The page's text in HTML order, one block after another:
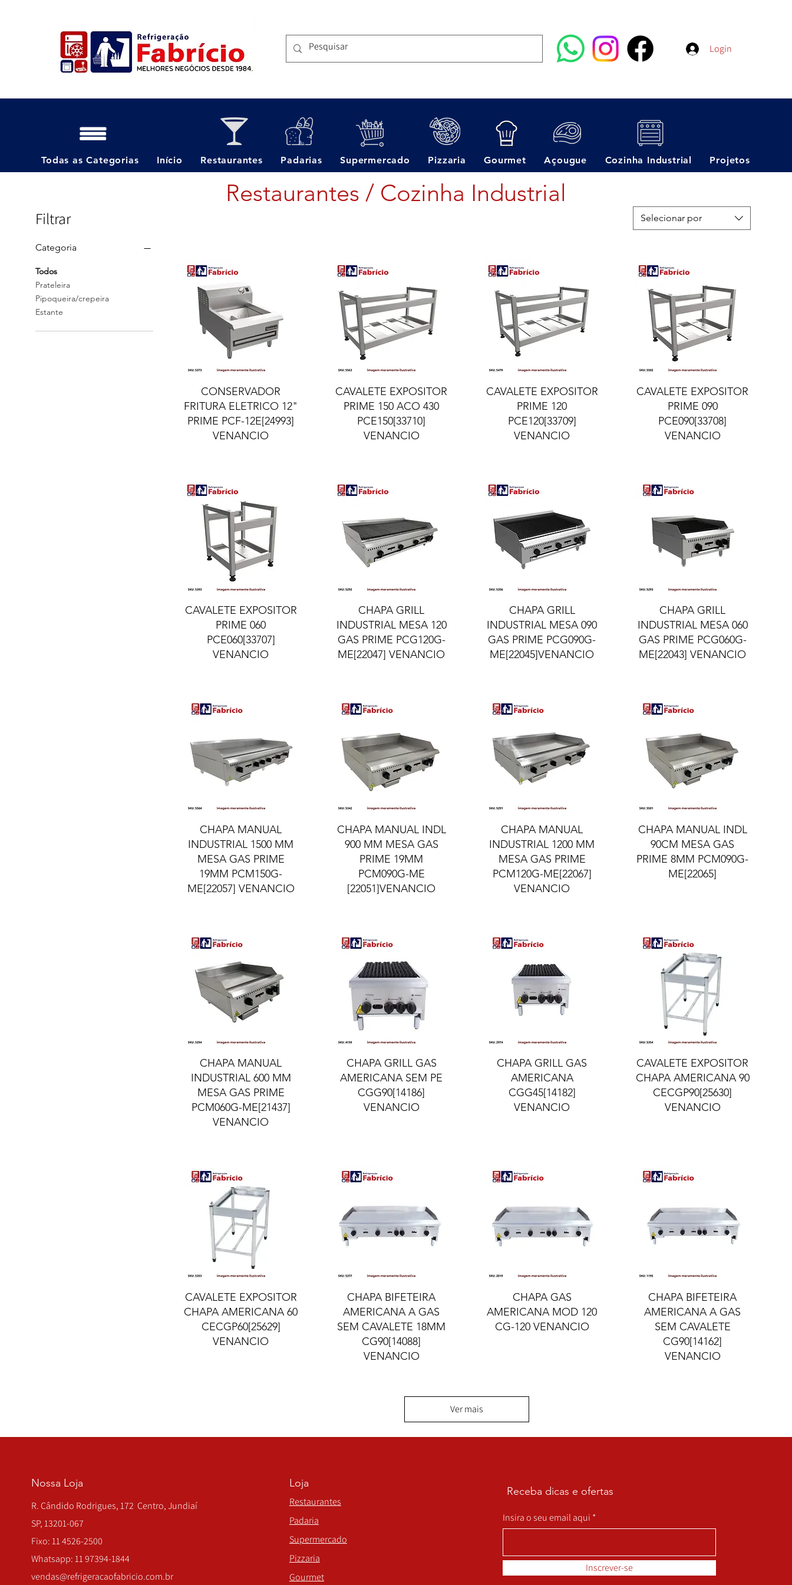
Login
Restaurantes / Cozinha Industrial
Filtrar
Categoria
Todos
Prateleira
Pipoqueira/crepeira
Estante
Selecionar por
Visualização rápida
CONSERVADOR
FRITURA ELETRICO 12"
PRIME PCF-12E[24993]
VENANCIO
Visualização rápida
CAVALETE EXPOSITOR
PRIME 150 ACO 430
PCE150[33710]
VENANCIO
Visualização rápida
CAVALETE EXPOSITOR
PRIME 120
PCE120[33709]
VENANCIO
Visualização rápida
CAVALETE EXPOSITOR
PRIME 090
PCE090[33708]
VENANCIO
Visualização rápida
CAVALETE EXPOSITOR
PRIME 060
PCE060[33707]
VENANCIO
Visualização rápida
CHAPA GRILL
INDUSTRIAL MESA 120
GAS PRIME PCG120G-
ME[22047] VENANCIO
Visualização rápida
CHAPA GRILL
INDUSTRIAL MESA 090
GAS PRIME PCG090G-
ME[22045]VENANCIO
Visualização rápida
CHAPA GRILL
INDUSTRIAL MESA 060
GAS PRIME PCG060G-
ME[22043] VENANCIO
Visualização rápida
CHAPA MANUAL
INDUSTRIAL 1500 MM
MESA GAS PRIME
19MM PCM150G-
ME[22057] VENANCIO
Visualização rápida
CHAPA MANUAL INDL
900 MM MESA GAS
PRIME 19MM
PCM090G-ME
[22051]VENANCIO
Visualização rápida
CHAPA MANUAL
INDUSTRIAL 1200 MM
MESA GAS PRIME
PCM120G-ME[22067]
VENANCIO
Visualização rápida
CHAPA MANUAL INDL
90CM MESA GAS
PRIME 8MM PCM090G-
ME[22065]
Visualização rápida
CHAPA MANUAL
INDUSTRIAL 600 MM
MESA GAS PRIME
PCM060G-ME[21437]
VENANCIO
Visualização rápida
CHAPA GRILL GAS
AMERICANA SEM PE
CGG90[14186]
VENANCIO
Visualização rápida
CHAPA GRILL GAS
AMERICANA
CGG45[14182]
VENANCIO
Visualização rápida
CAVALETE EXPOSITOR
CHAPA AMERICANA 90
CECGP90[25630]
VENANCIO
Visualização rápida
CAVALETE EXPOSITOR
CHAPA AMERICANA 60
CECGP60[25629]
VENANCIO
Visualização rápida
CHAPA BIFETEIRA
AMERICANA A GAS
SEM CAVALETE 18MM
CG90[14088]
VENANCIO
Visualização rápida
CHAPA GAS
AMERICANA MOD 120
CG-120 VENANCIO
Visualização rápida
CHAPA BIFETEIRA
AMERICANA A GAS
SEM CAVALETE
CG90[14162]
VENANCIO
Ver mais
Todas as Categorias Início Restaurantes Padarias Supermercado Pizzaria Gourmet Açougue Cozinha Industrial Projetos
Nossa Loja
R. Cândido Rodrigues, 172 Centro, Jundiaí
SP, 13201-067
Fixo: 11 4526-2500
Whatsapp: 11 97394-1844
vendas@refrigeracaofabricio.com.br
Loja
Restaurantes
Padaria
Supermercado
Pizzaria
Gourmet
Receba dicas e ofertas
Insira o seu email aqui
Inscrever-se